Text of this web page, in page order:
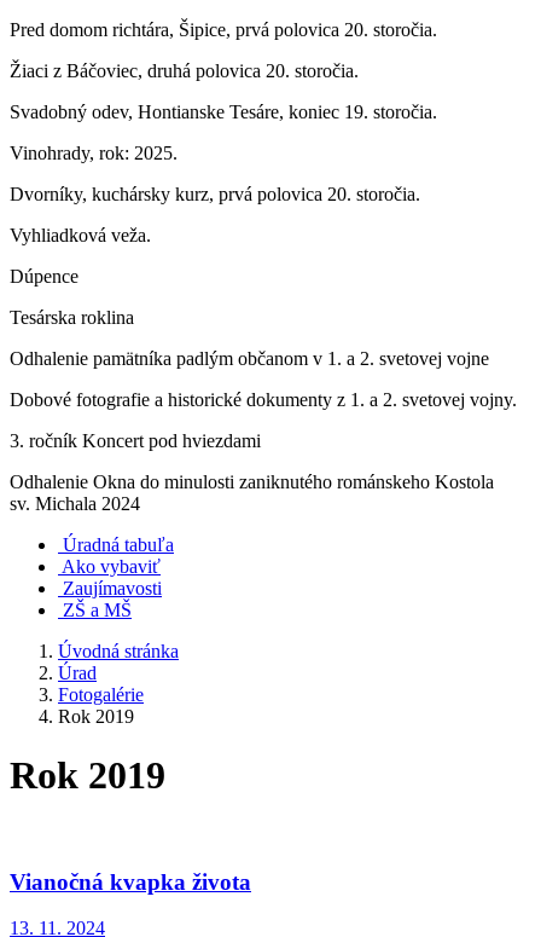
Pred domom richtára, Šipice, prvá polovica 20. storočia.
Žiaci z Báčoviec, druhá polovica 20. storočia.
Svadobný odev, Hontianske Tesáre, koniec 19. storočia.
Vinohrady, rok: 2025.
Dvorníky, kuchársky kurz, prvá polovica 20. storočia.
Vyhliadková veža.
Dúpence
Tesárska roklina
Odhalenie pamätníka padlým občanom v 1. a 2. svetovej vojne
Dobové fotografie a historické dokumenty z 1. a 2. svetovej vojny.
3. ročník Koncert pod hviezdami
Odhalenie Okna do minulosti zaniknutého románskeho Kostola
sv. Michala 2024
Úradná tabuľa
Ako vybaviť
Zaujímavosti
ZŠ a MŠ
Úvodná stránka
Úrad
Fotogalérie
Rok 2019
Rok 2019
Vianočná kvapka života
13. 11. 2024